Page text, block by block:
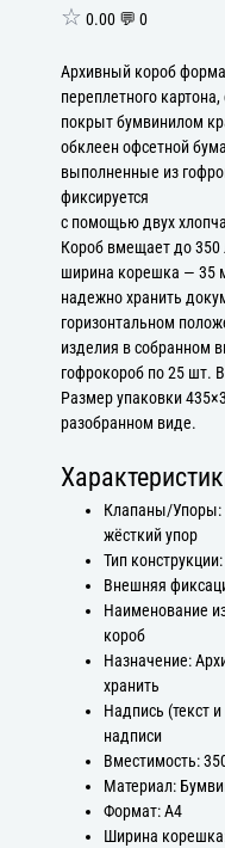
☆ 0.00 💬 0
Архивный короб
переплетного
покрыт бумвинилом
обклеен офсетной
выполненные из
фиксируется
с помощью двух
Короб вмещает до 350
ширина корешка — 35
надежно хранить
горизонтальном
изделия в собранном
гофрокороб по 25 шт.
Размер упаковки
разобранном виде.
Клапаны/
жёсткий упор
Тип
Внешняя
Наименование
короб
Назначение:
хранить
Надпись (текст
надписи
Вместимость:
Материал:
Формат: А4
Ширина